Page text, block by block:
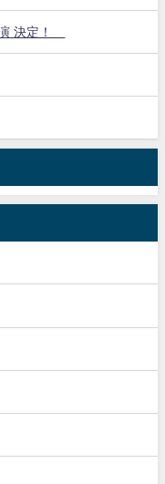
決定！